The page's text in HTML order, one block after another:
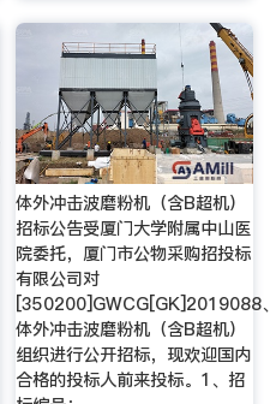
体外冲击波磨粉机（含B超机）
招标公告受厦门大学附属中山医
院委托，厦门市公物采购招投标
有限公司对
[350200]GWCG[GK]2019088
体外冲击波磨粉机（含B超机）
组织进行公开招标，现欢迎国内
合格的投标人前来投标。1、招